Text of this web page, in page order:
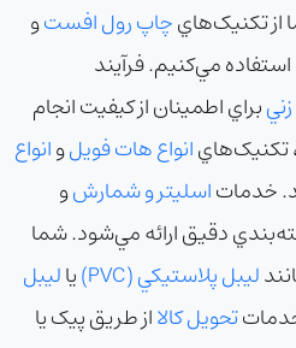
از تکنيک‌هايچاپ رول افستو
مي‌کنيم. فرآيند
براي اطمينان از کيفيت انجام
تکنيک‌هايانواع هات فويلوانواع
خدماتاسليتر و شمارشو
دقيق ارائه مي‌شود. شما
ليبل پلاستيکي (PVC) ياليبل
تحويل کالااز طريق پيک يا